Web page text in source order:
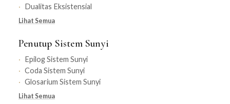
Dualitas Eksistensial
Lihat Semua
Penutup Sistem Sunyi
Epilog Sistem Sunyi
Coda Sistem Sunyi
Glosarium Sistem Sunyi
Lihat Semua